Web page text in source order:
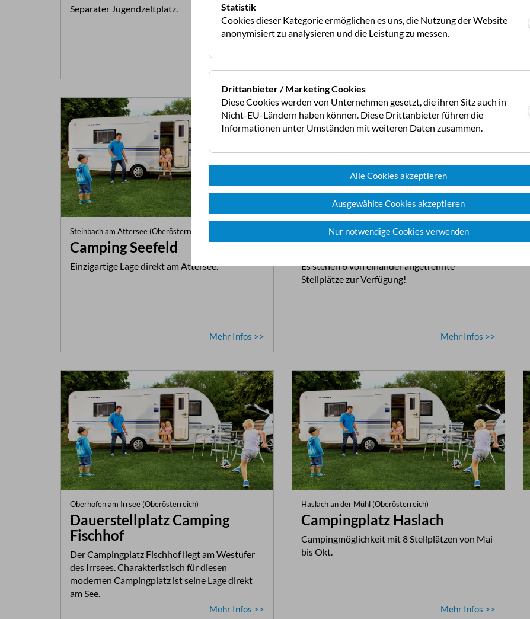
Separater Jugendzeltplatz.
direkt am See gelegen mit eigener Badewiese,
modernsten Sanitäranlagen und einem
Steinbach am Attersee (Oberösterreich)
Camping Seefeld
Einzigartige Lage direkt am Attersee.
Mehr Infos >>
Bad Schallerbach (Oberösterreich)
Landidyll - Hotel Grünes Türl
Es stehen 8 von einander angetrennte
Stellplätze zur Verfügung!
Mehr Infos >>
Oberhofen am Irrsee (Oberösterreich)
Dauerstellplatz Camping
Fischhof
Der Campingplatz Fischhof liegt am Westufer
des Irrsees. Charakteristisch für diesen
modernen Campingplatz ist seine Lage direkt
am See.
Mehr Infos >>
Haslach an der Mühl (Oberösterreich)
Campingplatz Haslach
Campingmöglichkeit mit 8 Stellplätzen von Mai
bis Okt.
Mehr Infos >>
Statistik
Cookies dieser Kategorie ermöglichen es uns, die Nutzung der Website
anonymisiert zu analysieren und die Leistung zu messen.
Drittanbieter / Marketing Cookies
Diese Cookies werden von Unternehmen gesetzt, die ihren Sitz auch in
Nicht-EU-Ländern haben können. Diese Drittanbieter führen die
Informationen unter Umständen mit weiteren Daten zusammen.
Alle Cookies akzeptieren
Ausgewählte Cookies akzeptieren
Nur notwendige Cookies verwenden